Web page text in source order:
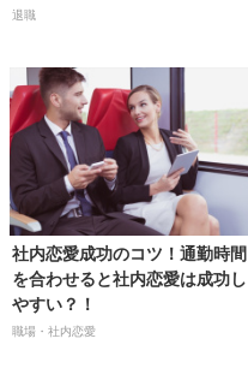
退職
社内恋愛成功のコツ！通勤時間
を合わせると社内恋愛は成功し
やすい？！
職場・社内恋愛